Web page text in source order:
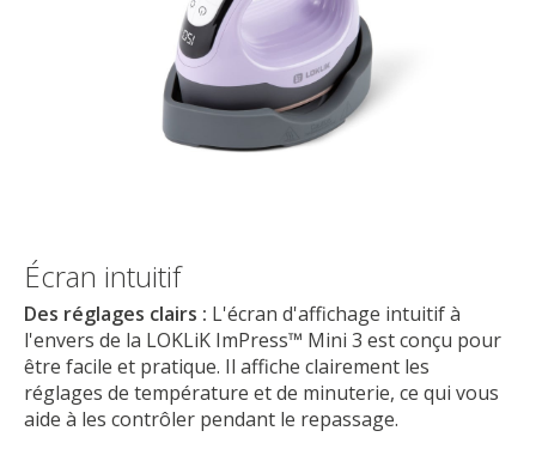
Écran intuitif
Des réglages clairs : L'écran d'affichage intuitif à
l'envers de la LOKLiK ImPress™ Mini 3 est conçu pour
être facile et pratique. Il affiche clairement les
réglages de température et de minuterie, ce qui vous
aide à les contrôler pendant le repassage.